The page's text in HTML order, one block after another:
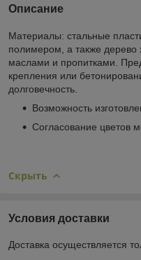
Описание
Материалы: стальные
полимером, а также дерево
маслами и пропитками.
крепления или
долговечность.
Возможность
Согласование цветов
Скрыть
Условия доставки
Доставка осуществляется